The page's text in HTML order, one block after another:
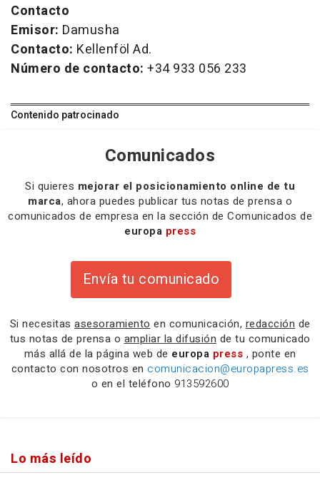
Contacto
Emisor: Damusha
Contacto: Kellenföl Ad.
Número de contacto: +34 933 056 233
Contenido patrocinado
Comunicados
Si quieres mejorar el posicionamiento online de tu
marca, ahora puedes publicar tus notas de prensa o
comunicados de empresa en la sección de Comunicados de
europa press
Envía tu comunicado
Si necesitas asesoramiento en comunicación, redacción de
tus notas de prensa o ampliar la difusión de tu comunicado
más allá de la página web de europa press , ponte en
contacto con nosotros en comunicacion@europapress.es
o en el teléfono 913592600
Lo más leído